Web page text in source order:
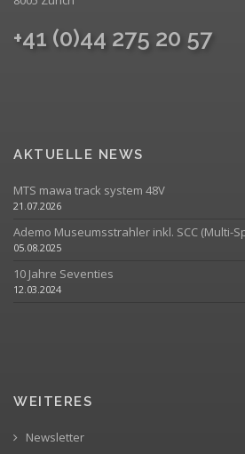
+41 (0)44 275 20 57
AKTUELLE NEWS
MTS mawa track system 48V
21.07.2026
Ademo Museumsstrahler inkl. SCC (Multi-
05.08.2025
10 Jahre Seventies
12.03.2024
WEITERES
Newsletter